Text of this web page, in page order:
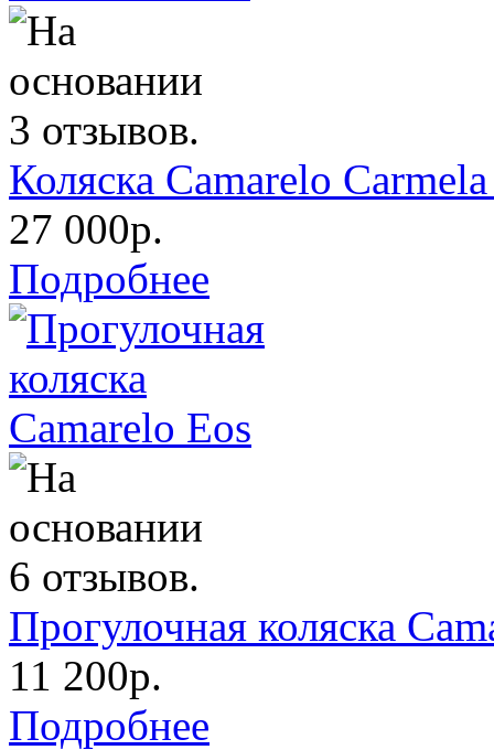
Коляска Camarelo
27 000р.
Подробнее
Прогулочная коляска
11 200р.
Подробнее